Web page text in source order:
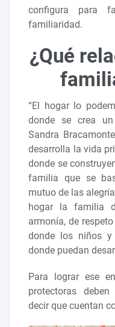
configura para
familiaridad.
¿Qué
“El hogar lo
donde se crea un
Sandra
desarrolla la vida
donde se
familia que se
mutuo de las
hogar la familia
armonía, de
donde los niños
donde puedan
Para lograr ese
protectoras deben
decir que cuentan